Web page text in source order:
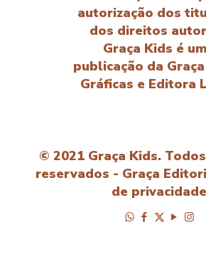
autorização dos
dos direitos
Graça Kids é
publicação da
Gráficas e Editora
© 2021 Graça Kids.
reservados - Graça
de privacidade